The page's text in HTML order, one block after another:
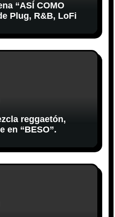
“ASÍ COMO
Plug, R&B, LoFi
reggaetón,
en “BESO”.